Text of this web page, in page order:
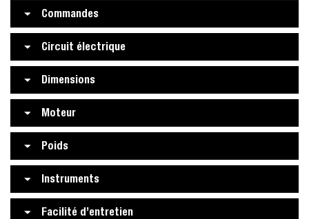
Commandes
Circuit électrique
Dimensions
Moteur
Poids
Instruments
Facilité d’entretien